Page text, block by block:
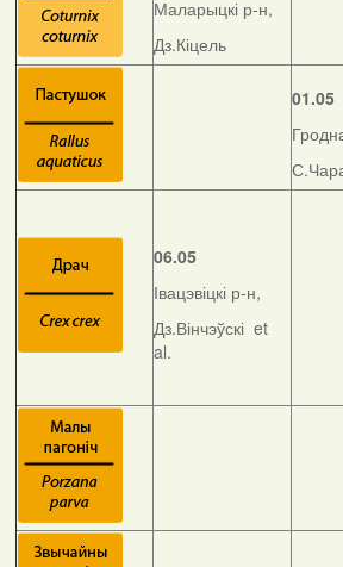
Маларыцкі р-н,
Дз.Кіцель
01.05
06.05
Івацэвіцкі р-н,
Дз.Вінчэўскі et
al.